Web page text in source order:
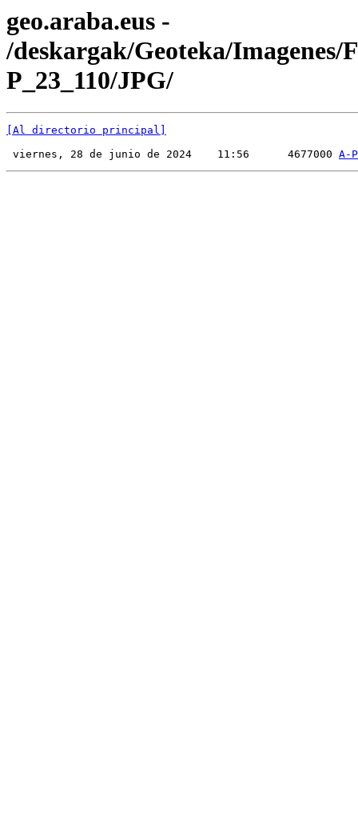
geo.araba.eus -
/deskargak/Geoteka/Imagenes/
P_23_110/JPG/
[Al directorio principal]
viernes, 28 de junio de 2024    11:56      4677000 A-